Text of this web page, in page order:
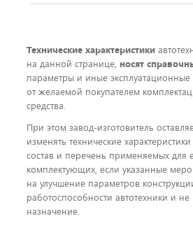
Технические характеристики
на данной странице, носят
параметры и иные эксплуатационные
от желаемой покупателем
средства.
При этом завод-изготовитель
изменять технические
состав и перечень применяемых для
комплектующих, если указанные
на улучшение параметров
работоспособности автотехники и
назначение.